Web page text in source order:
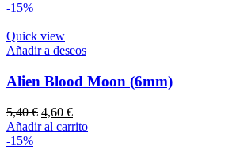
-15%
Quick view
Añadir a deseos
Alien Blood Moon (6mm)
5,40€ El
precio
4,60 €El
precio
Añadir al carrito
-15%